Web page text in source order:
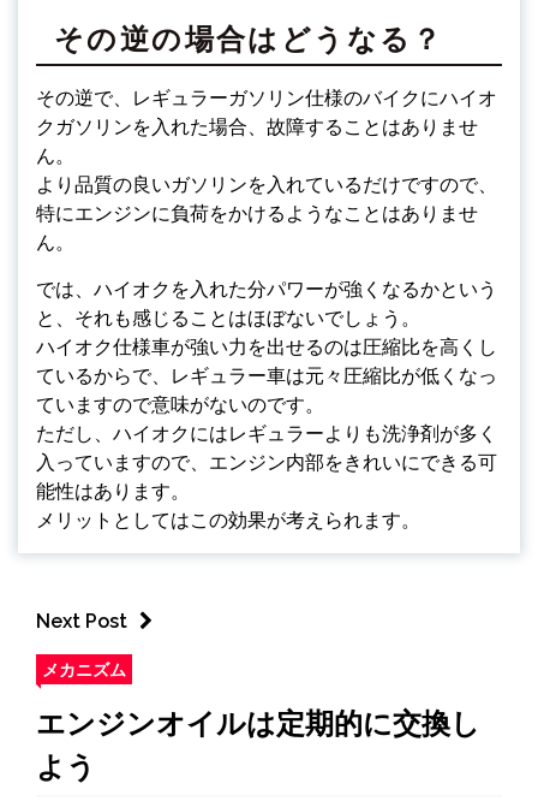
その逆の場合はどうなる？
その逆で、レギュラーガソリン仕様のバイクにハイオ
クガソリンを入れた場合、故障することはありませ
ん。
より品質の良いガソリンを入れているだけですので、
特にエンジンに負荷をかけるようなことはありませ
ん。
では、ハイオクを入れた分パワーが強くなるかという
と、それも感じることはほぼないでしょう。
ハイオク仕様車が強い力を出せるのは圧縮比を高くし
ているからで、レギュラー車は元々圧縮比が低くなっ
ていますので意味がないのです。
ただし、ハイオクにはレギュラーよりも洗浄剤が多く
入っていますので、エンジン内部をきれいにできる可
能性はあります。
メリットとしてはこの効果が考えられます。
Next Post
メカニズム
エンジンオイルは定期的に交換し
よう